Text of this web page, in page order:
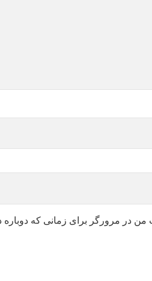
من در مرورگر برای زمانی که